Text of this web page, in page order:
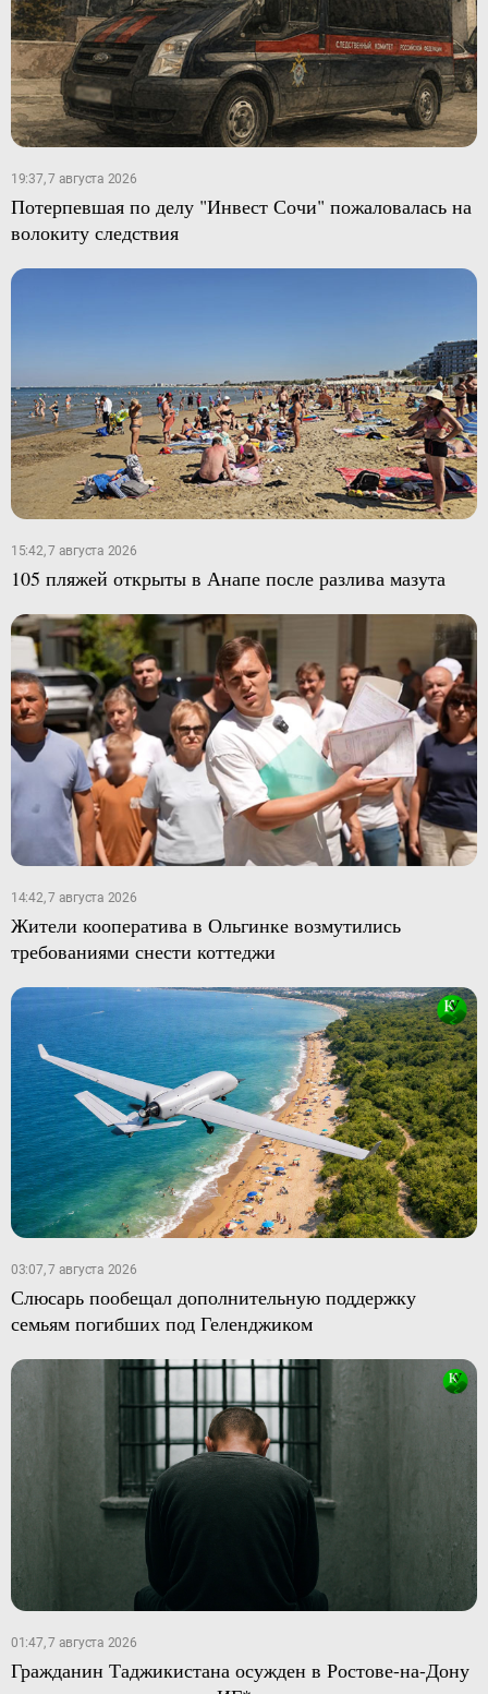
19:37, 7 августа 2026
Потерпевшая по делу "Инвест Сочи" пожаловалась на
волокиту следствия
15:42, 7 августа 2026
105 пляжей открыты в Анапе после разлива мазута
14:42, 7 августа 2026
Жители кооператива в Ольгинке возмутились
требованиями снести коттеджи
03:07, 7 августа 2026
Слюсарь пообещал дополнительную поддержку
семьям погибших под Геленджиком
01:47, 7 августа 2026
Гражданин Таджикистана осужден в Ростове-на-Дону